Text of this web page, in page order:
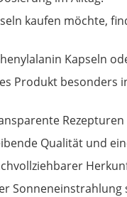
kaufen möchte,
Kapseln
Produkt
Qualität und
Sonneneinstrahlung